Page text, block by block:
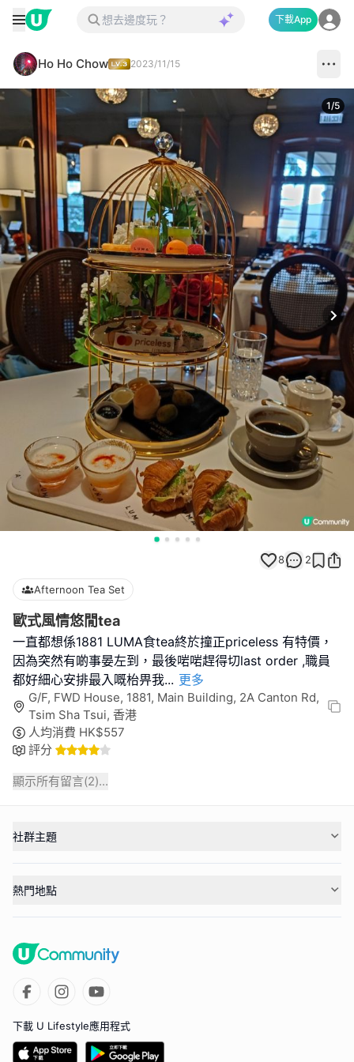
下載App
Ho Ho Chow 2023/11/15
1/5
8 2
Afternoon Tea Set
歐式風情悠閒tea
一直都想係1881 LUMA食tea終於撞正priceless 有特價，
因為突然有啲事晏左到，最後啱啱趕得切last order ,職員
都好細心安排最入嘅枱畀我... 更多
G/F, FWD House, 1881, Main Building, 2A Canton Rd,
Tsim Sha Tsui, 香港
人均消費 HK$557
評分
顯示所有留言(2)...
社群主題
熱門地點
下載 U Lifestyle應用程式